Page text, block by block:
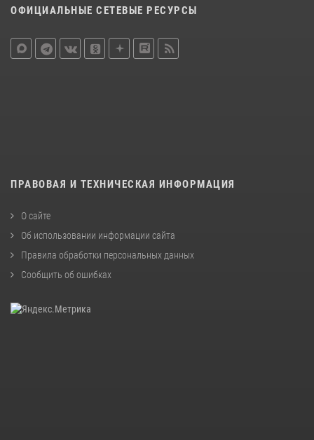
ОФИЦИАЛЬНЫЕ СЕТЕВЫЕ РЕСУРСЫ
ПРАВОВАЯ И ТЕХНИЧЕСКАЯ ИНФОРМАЦИЯ
О сайте
Об использовании информации сайта
Правила обработки персональных данных
Сообщить об ошибках